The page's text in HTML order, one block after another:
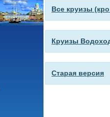
Все круизы
Круизы
Старая версия